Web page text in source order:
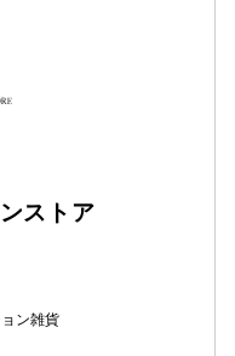
ストア
ン雑貨